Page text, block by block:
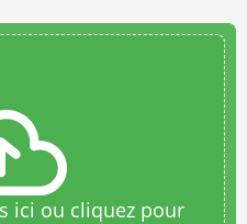
ici ou cliquez pour